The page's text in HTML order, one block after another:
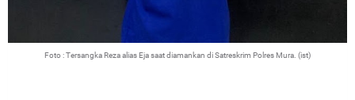
Foto : Tersangka Reza alias Eja saat diamankan di Satreskrim Polres Mura. (ist)